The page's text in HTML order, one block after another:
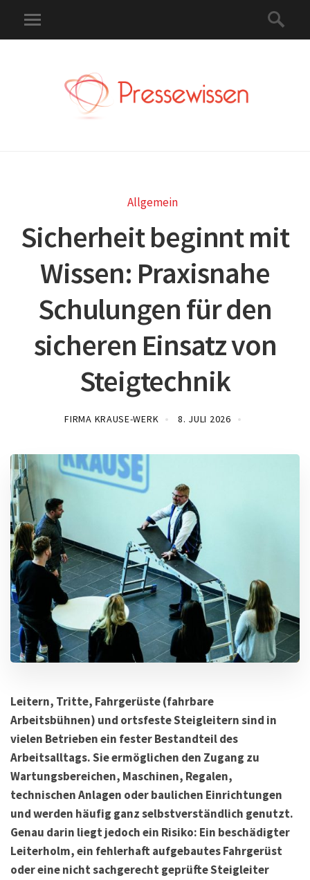
Allgemein
Sicherheit beginnt mit
Wissen: Praxisnahe
Schulungen für den
sicheren Einsatz von
Steigtechnik
FIRMA KRAUSE-WERK 8. JULI 2026
Leitern, Tritte, Fahrgerüste (fahrbare
Arbeitsbühnen) und ortsfeste Steigleitern sind in
vielen Betrieben ein fester Bestandteil des
Arbeitsalltags. Sie ermöglichen den Zugang zu
Wartungsbereichen, Maschinen, Regalen,
technischen Anlagen oder baulichen Einrichtungen
und werden häufig ganz selbstverständlich genutzt.
Genau darin liegt jedoch ein Risiko: Ein beschädigter
Leiterholm, ein fehlerhaft aufgebautes Fahrgerüst
oder eine nicht sachgerecht geprüfte Steigleiter